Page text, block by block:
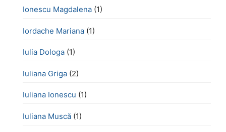
Ionescu Magdalena (1)
Iordache Mariana (1)
Iulia Dologa (1)
Iuliana Griga (2)
Iuliana Ionescu (1)
Iuliana Muscă (1)